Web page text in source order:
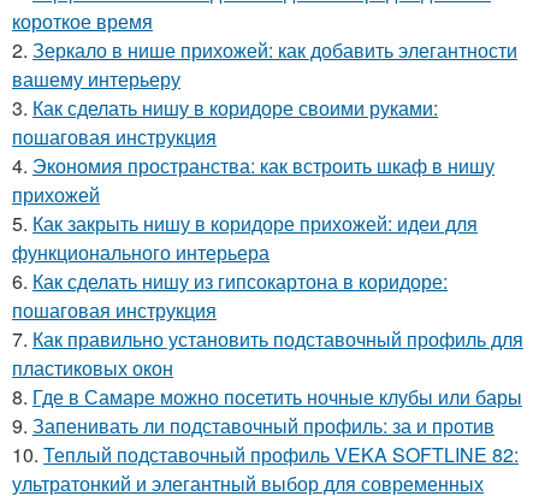
короткое время
2. Зеркало в нише прихожей: как добавить элегантности
вашему интерьеру
3. Как сделать нишу в коридоре своими руками:
пошаговая инструкция
4. Экономия пространства: как встроить шкаф в нишу
прихожей
5. Как закрыть нишу в коридоре прихожей: идеи для
функционального интерьера
6. Как сделать нишу из гипсокартона в коридоре:
пошаговая инструкция
7. Как правильно установить подставочный профиль для
пластиковых окон
8. Где в Самаре можно посетить ночные клубы или бары
9. Запенивать ли подставочный профиль: за и против
10. Теплый подставочный профиль VEKA SOFTLINE 82:
ультратонкий и элегантный выбор для современных